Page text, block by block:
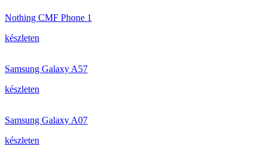
Nothing CMF Phone 1
készleten
Samsung Galaxy A57
készleten
Samsung Galaxy A07
készleten